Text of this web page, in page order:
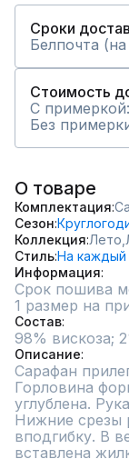
Сроки
Белпочта
Стоимость
С
Без
О товаре
Комплектация
Сезон
Коллекция Лето,
СтильНа каждый
Информация
Срок пошива
1 размер на
Состав
98% вискоза;
Описание
Сарафан
Горловина
углублена.
Нижние срезы
вподгибку. В
вставлена